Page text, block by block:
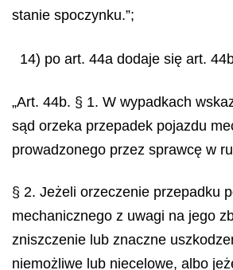
stanie spoczynku.”;
14) po art. 44a dodaje się art.
„Art. 44b. § 1. W wypadkach
sąd orzeka przepadek pojazdu
prowadzonego przez sprawcę w
§ 2. Jeżeli orzeczenie przepadku
mechanicznego z uwagi na jego
zniszczenie lub znaczne
niemożliwe lub niecelowe, albo